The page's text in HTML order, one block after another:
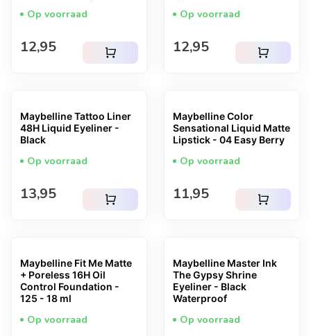
Op voorraad
Normale prijs
12,95 shopping_cart
Op voorraad
Normale prijs
12,95 shopping_cart
Maybelline Tattoo Liner
48H Liquid Eyeliner -
Black
Op voorraad
Normale prijs
13,95 shopping_cart
Maybelline Color
Sensational Liquid Matte
Lipstick - 04 Easy Berry
Op voorraad
Normale prijs
11,95 shopping_cart
Maybelline Fit Me Matte
+ Poreless 16H Oil
Control Foundation -
125 - 18 ml
Op voorraad
Maybelline Master Ink
The Gypsy Shrine
Eyeliner - Black
Waterproof
Op voorraad